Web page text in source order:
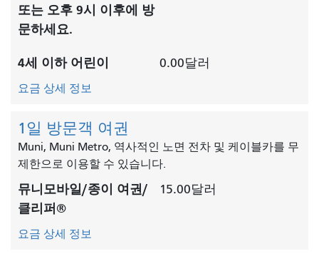
또는 오후 9시 이후에 방
문하세요.
4세 이하 어린이 0.00달러
요금 상세 정보
1일 방문객 여권
Muni, Muni Metro, 역사적인 노면 전차 및 케이블카를 무
제한으로 이용할 수 있습니다.
뮤니모바일/종이 여권/
클리퍼®
15.00달러
요금 상세 정보